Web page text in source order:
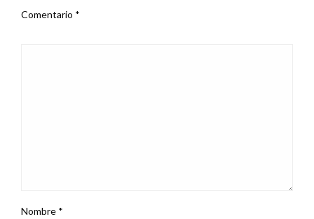
Comentario *
Nombre *